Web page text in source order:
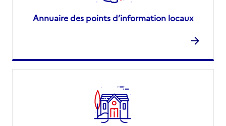
Annuaire des points d’information locaux